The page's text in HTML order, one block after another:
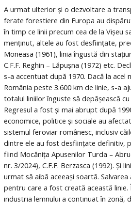
A urmat ulterior și o dezvoltare a
ferate forestiere din Europa au
în timp ce linii precum cea de la Vișeu
menținut, altele au fost desființate,
Moneasa (1961), linia îngustă din
C.F.F. Reghin – Lăpușna (1972) etc.
s-a accentuat după 1970. Dacă la acel
România peste 3.600 km de linie, s-a
totalul liniilor înguste să depășească
Regresul a fost și mai abrupt după
economice, politice și sociale au
sistemul feroviar românesc, inclusiv
dintre ele au fost desființate definitiv,
fiind Mocănița Apusenilor Turda –
nr. 3/2024), C.F.F. Berzasca (1992). Și
urmat să aibă aceeași soartă.
pentru care a fost creată această linie.
industria lemnului a continuat în zonă,